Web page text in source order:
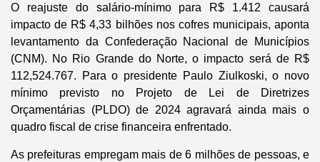
O reajuste do salário-mínimo para R$ 1.412 causará
impacto de R$ 4,33 bilhões nos cofres municipais, aponta
levantamento da Confederação Nacional de Municípios
(CNM). No Rio Grande do Norte, o impacto será de R$
112,524.767. Para o presidente Paulo Ziulkoski, o novo
mínimo previsto no Projeto de Lei de Diretrizes
Orçamentárias (PLDO) de 2024 agravará ainda mais o
quadro fiscal de crise financeira enfrentado.
As prefeituras empregam mais de 6 milhões de pessoas, e